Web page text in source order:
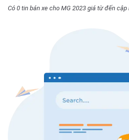
Có 0 tin bán xe cho MG 2023 giá từ đến